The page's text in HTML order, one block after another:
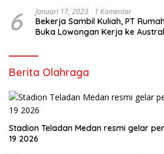
6 Januari 17, 2023 1 Komentar
Bekerja Sambil Kuliah, PT
Buka Lowongan Kerja ke
Berita Olahraga
Stadion Teladan Medan resmi gelar
19 2026